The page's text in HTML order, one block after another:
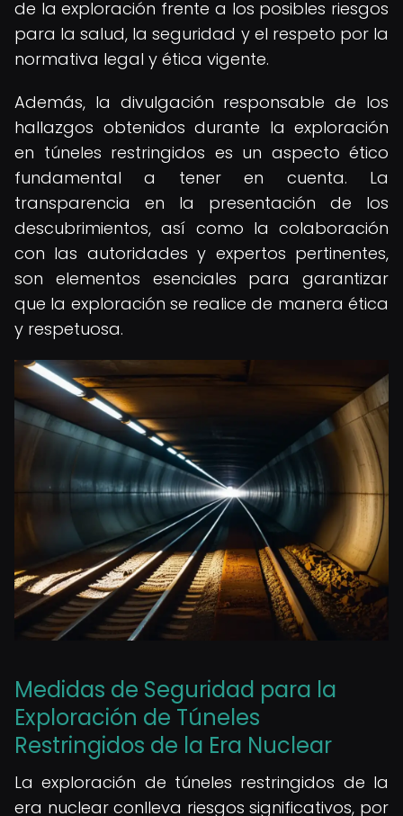
de la exploración frente a los posibles riesgos
para la salud, la seguridad y el respeto por la
normativa legal y ética vigente.
Además, la divulgación responsable de los
hallazgos obtenidos durante la exploración
en túneles restringidos es un aspecto ético
fundamental a tener en cuenta. La
transparencia en la presentación de los
descubrimientos, así como la colaboración
con las autoridades y expertos pertinentes,
son elementos esenciales para garantizar
que la exploración se realice de manera ética
y respetuosa.
Medidas de Seguridad para la
Exploración de Túneles
Restringidos de la Era Nuclear
La exploración de túneles restringidos de la
era nuclear conlleva riesgos significativos, por